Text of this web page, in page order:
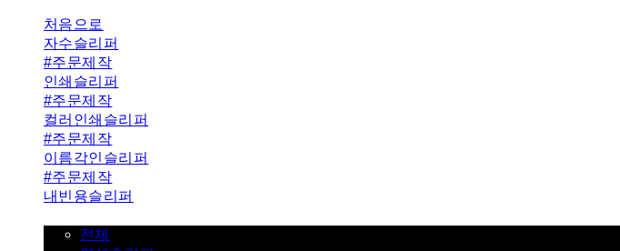
처음으로
자수슬리퍼
#주문제작
인쇄슬리퍼
#주문제작
컬러인쇄슬리퍼
#주문제작
이름각인슬리퍼
#주문제작
내빈용슬리퍼
전체